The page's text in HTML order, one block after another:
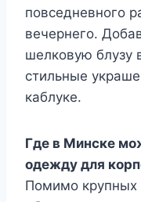
повседневного
вечернего.
шелковую блузу
стильные
каблуке.
Где в Минске
одежду для
Помимо крупных